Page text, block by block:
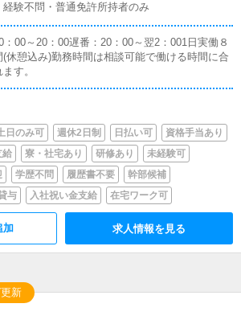
経験不問・普通免許所持者のみ
：00～20：00遅番：20：00～翌2：001日実働８
(休憩込み)勤務時間は相談可能で働ける時間に合
す。
日のみ可 週休2日制 日払い可
資格手当あり
給 寮・社宅あり 研修あり
未経験可
学歴不問 履歴書不要
幹部候補
与 入社祝い金支給 在宅ワーク可
加 求人情報を見る
新